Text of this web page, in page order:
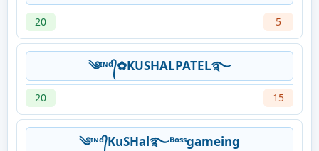
20 5
༄ᶦᶰᵈ᭄✿KUSHALPATEL࿐
20 15
༄ᶦᶰᵈ᭄KuSHal࿐ᴮᵒˢˢgameing